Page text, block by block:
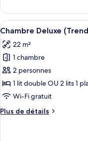
Deluxe)
le
type
de
Chambre
(Cozy
Afficher
toutes
les
photos
pour
ce
type
chambre :
8
Chambre Deluxe
22 m²
1 chambre
2 personnes
1 lit double OU 2 lits 1
Wi-Fi gratuit
Plus de détails
Plus